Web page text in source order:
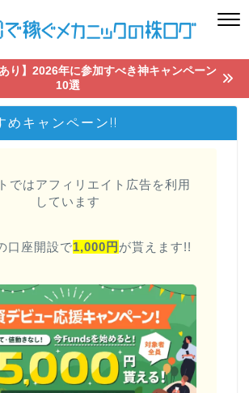
り】2026年に参加すべき神キャンペーン
10選
めキャンペーン!!
ではアフィリエイト広告を利用
しています
口座開設で1,000円 が貰えます!!